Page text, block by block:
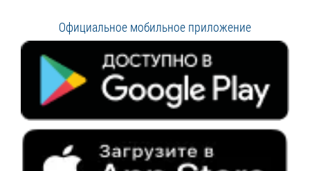
Официальное мобильное приложение